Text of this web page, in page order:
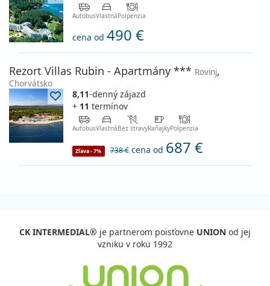
AutobusVlastnáPolpenzia
cena od 490 €
Rezort Villas Rubin - Apartmány *** Rovinj,
Chorvátsko
8,11-denný zájazd
+ 11 termínov
AutobusVlastnáBez stravyRaňajkyPolpenzia
Zľava - 7% 738 € cena od 687 €
CK INTERMEDIAL® je partnerom poisťovne UNION od jej
vzniku v roku 1992